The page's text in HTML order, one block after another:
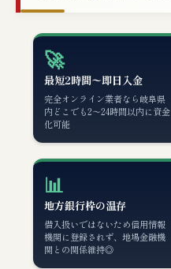
🚀
最短2時間〜即日入金
完全オンライン業者なら岐阜県
内どこでも2〜24時間以内に資金
化可能
📊
地方銀行枠の温存
借入扱いではないため信用情報
機関に登録されず、地場金融機
関との関係維持◎